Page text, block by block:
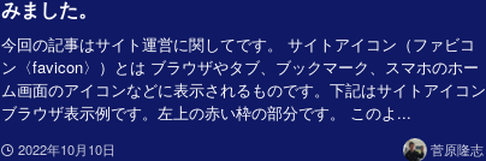
みました。
今回の記事はサイト運営に関してです。 サイトアイコン（ファビコ
ン〈favicon〉）とは ブラウザやタブ、ブックマーク、スマホのホー
ム画面のアイコンなどに表示されるものです。下記はサイトアイコン
ブラウザ表示例です。左上の赤い枠の部分です。 このよ...
2022年10月10日 菅原隆志